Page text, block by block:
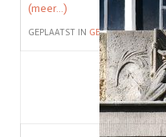
(meer…)
GEPLAATST IN GEBOUW